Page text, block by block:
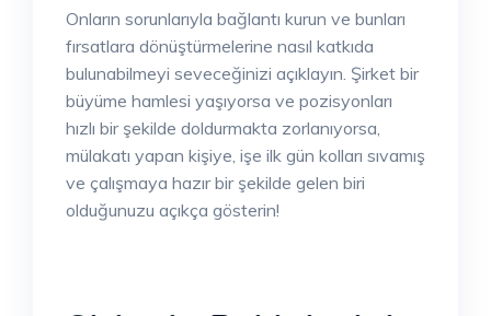
Onların sorunlarıyla bağlantı kurun ve bunları
fırsatlara dönüştürmelerine nasıl katkıda
bulunabilmeyi seveceğinizi açıklayın. Şirket bir
büyüme hamlesi yaşıyorsa ve pozisyonları
hızlı bir şekilde doldurmakta zorlanıyorsa,
mülakatı yapan kişiye, işe ilk gün kolları sıvamış
ve çalışmaya hazır bir şekilde gelen biri
olduğunuzu açıkça gösterin!